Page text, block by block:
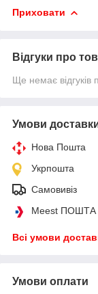
Приховати
Відгуки про
Ще немає відгуків
Умови
Нова Пошта
Укрпошта
Самовивіз
Meest ПОШТА
Всі умови
Умови оплати